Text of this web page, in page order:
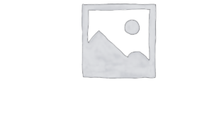
The
options
may
chosen